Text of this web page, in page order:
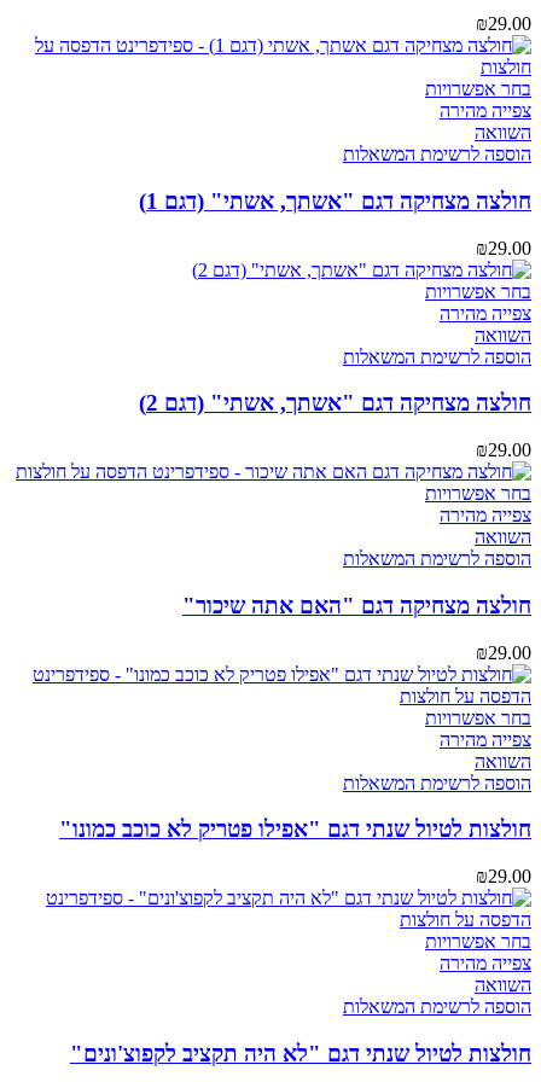
המוצר
₪29.00
בחר אפשרויות
מספר
ניתן
לבחור
האפשרויות
בעמוד
המוצר
צפייה מהירה
השוואה
הוספה לרשימת המשאלות
חולצה מצחיקה דגם "אשתך, אשתי" (דגם 1)
₪29.00
בחר אפשרויות
מספר
ניתן
לבחור
האפשרויות
בעמוד
המוצר
צפייה מהירה
השוואה
הוספה לרשימת המשאלות
חולצה מצחיקה דגם "אשתך, אשתי" (דגם 2)
₪29.00
בחר אפשרויות
מספר
ניתן
לבחור
האפשרויות
בעמוד
המוצר
צפייה מהירה
השוואה
הוספה לרשימת המשאלות
חולצה מצחיקה דגם "האם אתה שיכור"
₪29.00
בחר אפשרויות
מספר
ניתן
האפשרויות
בעמוד
המוצר
צפייה מהירה
השוואה
הוספה לרשימת המשאלות
חולצות לטיול שנתי דגם "אפילו פטריק לא כוכב כמונו"
₪29.00
בחר אפשרויות
מספר
ניתן
לבחור
צפייה מהירה
השוואה
הוספה לרשימת המשאלות
חולצות לטיול שנתי דגם "לא היה תקציב לקפוצ'ונים"